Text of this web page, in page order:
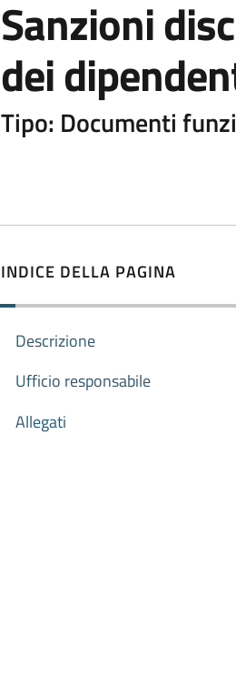
Sanzioni
dei
Tipo: Documenti
INDICE DELLA PAGINA
Descrizione
Ufficio responsabile
Allegati